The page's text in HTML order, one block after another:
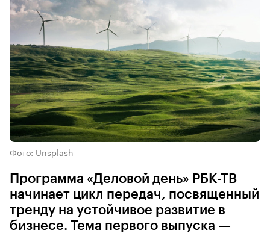
Фото: Unsplash
Программа «Деловой день» РБК-ТВ
начинает цикл передач, посвященный
тренду на устойчивое развитие в
бизнесе. Тема первого выпуска —